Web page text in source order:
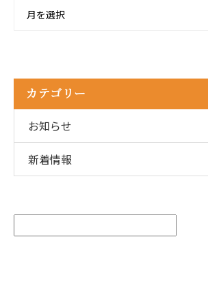
月を選択
カテゴリー
お知らせ
新着情報